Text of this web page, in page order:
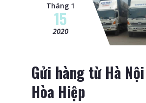
Tháng 1
15
2020
Gửi hàng từ Hà
Hòa Hiệp